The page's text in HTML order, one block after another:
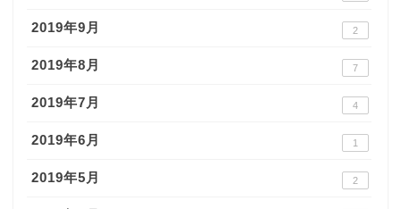
2019年9月 2
2019年8月 7
2019年7月 4
2019年6月 1
2019年5月 2